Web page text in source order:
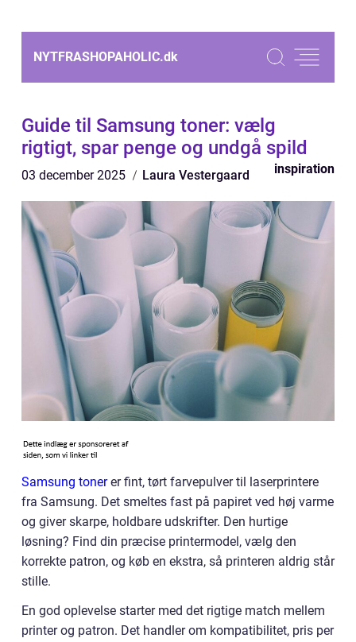
NYTFRASHOPAHOLIC.dk
Guide til Samsung toner: vælg
rigtigt, spar penge og undgå spild
03 december 2025 Laura Vestergaard inspiration
Samsung tonerer fint, tørt farvepulver til laserprintere
fra Samsung. Det smeltes fast på papiret ved høj varme
og giver skarpe, holdbare udskrifter. Den hurtige
løsning? Find din præcise printermodel, vælg den
korrekte patron, og køb en ekstra, så printeren aldrig står
stille.
En god oplevelse starter med det rigtige match mellem
printer og patron. Det handler om kompatibilitet, pris per